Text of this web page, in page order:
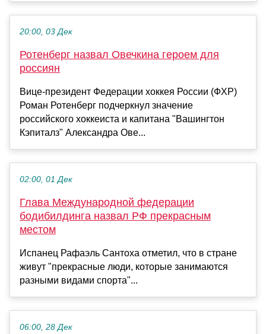
20:00, 03 Дек
Ротенберг назвал Овечкина героем для
россиян
Вице-президент Федерации хоккея России (ФХР)
Роман Ротенберг подчеркнул значение
российского хоккеиста и капитана "Вашингтон
Кэпиталз" Александра Ове...
02:00, 01 Дек
Глава Международной федерации
бодибилдинга назвал РФ прекрасным
местом
Испанец Рафаэль Сантоха отметил, что в стране
живут "прекрасные люди, которые занимаются
разными видами спорта"...
06:00, 28 Дек